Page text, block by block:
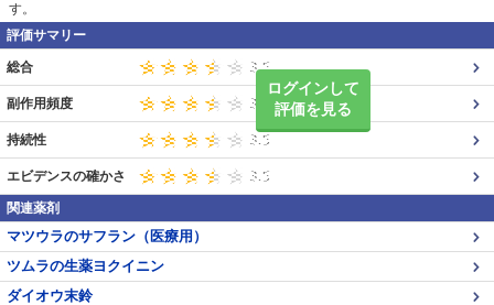
す。
評価サマリー
ログインして
評価を見る
総合
副作用頻度
持続性
エビデンスの確かさ
関連薬剤
マツウラのサフラン（医療用）
ツムラの生薬ヨクイニン
ダイオウ末鈴